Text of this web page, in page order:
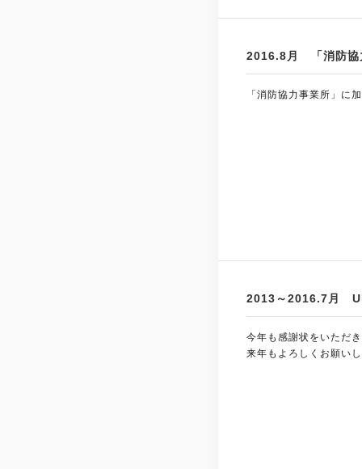
2016.8月 「消防協
「消防協力事業所」に
2013～2016.7月
今年も感謝状をいただ
来年もよろしくお願い